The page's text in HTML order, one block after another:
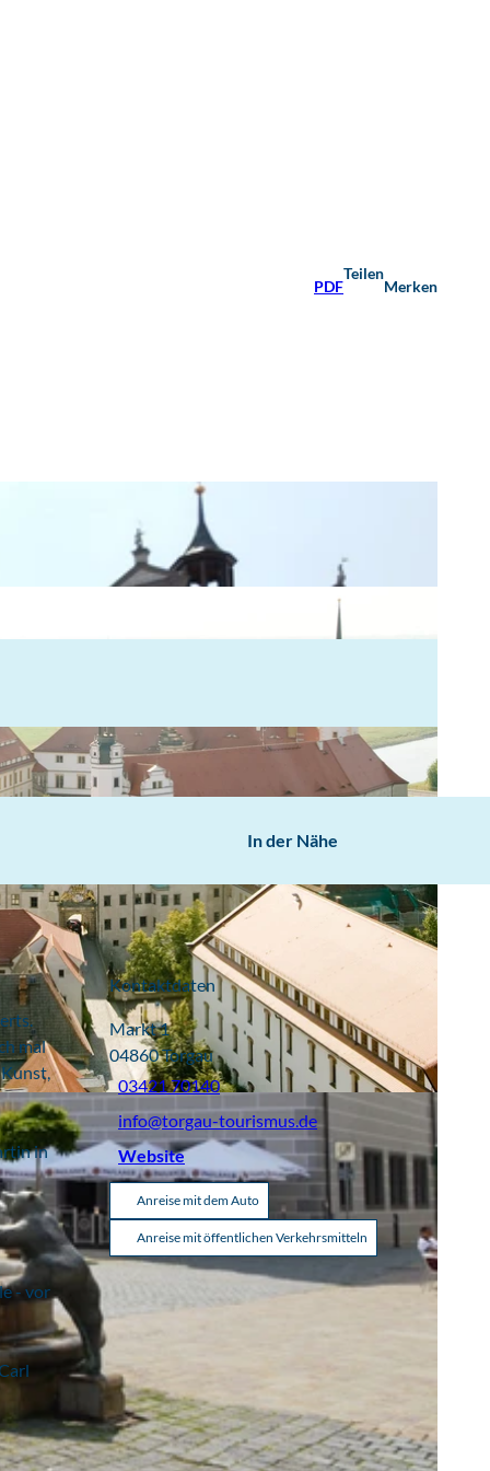
PDF
Teilen
Merken
In der Nähe
mal
in
- vor
Kontaktdaten
Markt 1
04860Torgau
03421 70140
info@torgau-tourismus.de
Website
Anreise mit dem Auto
Anreise mit öffentlichen Verkehrsmitteln